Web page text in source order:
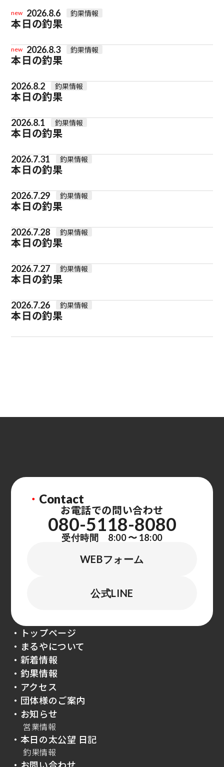
new 2026.8.6 釣果情報
本日の釣果
new 2026.8.3 釣果情報
本日の釣果
2026.8.2 釣果情報
本日の釣果
2026.8.1 釣果情報
本日の釣果
2026.7.31 釣果情報
本日の釣果
2026.7.29 釣果情報
本日の釣果
2026.7.28 釣果情報
本日の釣果
2026.7.27 釣果情報
本日の釣果
2026.7.26 釣果情報
本日の釣果
・ Contact
お電話での問い合わせ
080-5118-8080
受付時間 8:00 〜 18:00
WEBフォーム
公式LINE
・トップページ
・まるやについて
・新着情報
・釣果情報
・アクセス
・団体様のご案内
・お知らせ
営業情報
・本日の太公望 日記
釣果情報